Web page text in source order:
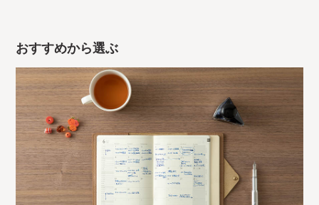
おすすめから選ぶ